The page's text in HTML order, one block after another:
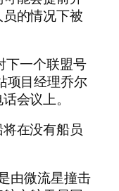
的情况下被
下一个联盟号
项目经理乔尔
会议上。
在没有船员
由微流星撞击